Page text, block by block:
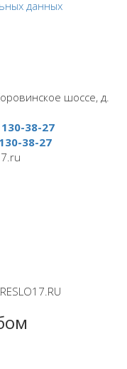
данных
шоссе, д.
38-27
38-27